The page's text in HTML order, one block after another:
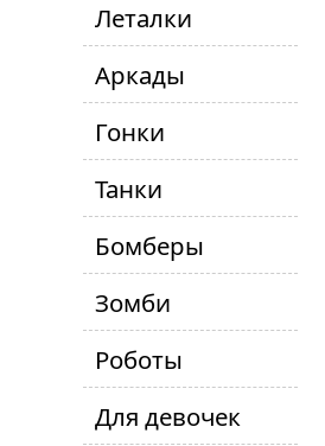
Леталки
Аркады
Гонки
Танки
Бомберы
Зомби
Роботы
Для девочек